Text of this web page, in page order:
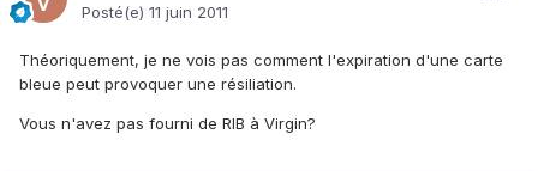
Posté(e) 11 juin 2011
Théoriquement, je ne vois pas comment l'expiration d'une carte
bleue peut provoquer une résiliation.
Vous n'avez pas fourni de RIB à Virgin?